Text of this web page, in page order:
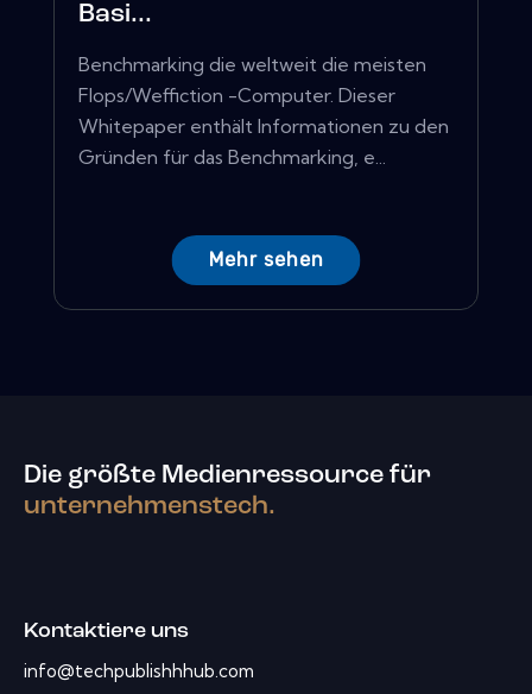
Basi...
Benchmarking die weltweit die meisten
Flops/Weffiction -Computer. Dieser
Whitepaper enthält Informationen zu den
Gründen für das Benchmarking, e...
Mehr sehen
Die größte Medienressource für
unternehmenstech.
Kontaktiere uns
info@techpublishhhub.com